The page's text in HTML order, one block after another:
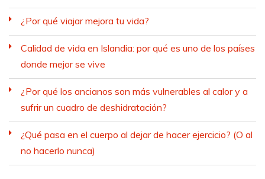
¿Por qué viajar mejora tu vida?
Calidad de vida en Islandia: por qué es uno de los países
donde mejor se vive
¿Por qué los ancianos son más vulnerables al calor y a
sufrir un cuadro de deshidratación?
¿Qué pasa en el cuerpo al dejar de hacer ejercicio? (O al
no hacerlo nunca)